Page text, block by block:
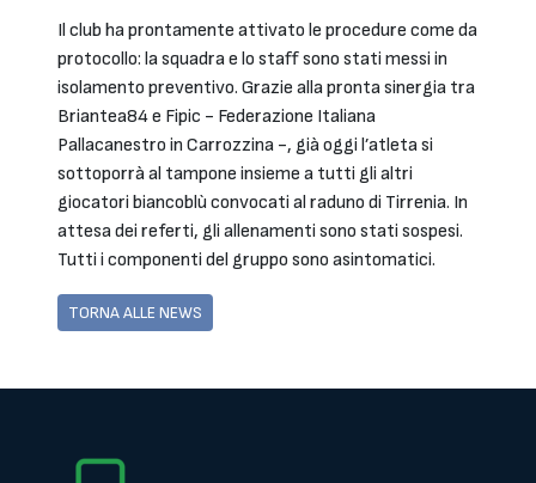
Il club ha prontamente attivato le procedure come da
protocollo: la squadra e lo staff sono stati messi in
isolamento preventivo. Grazie alla pronta sinergia tra
Briantea84 e Fipic - Federazione Italiana
Pallacanestro in Carrozzina -, già oggi l’atleta si
sottoporrà al tampone insieme a tutti gli altri
giocatori biancoblù convocati al raduno di Tirrenia. In
attesa dei referti, gli allenamenti sono stati sospesi.
Tutti i componenti del gruppo sono asintomatici.
TORNA ALLE NEWS